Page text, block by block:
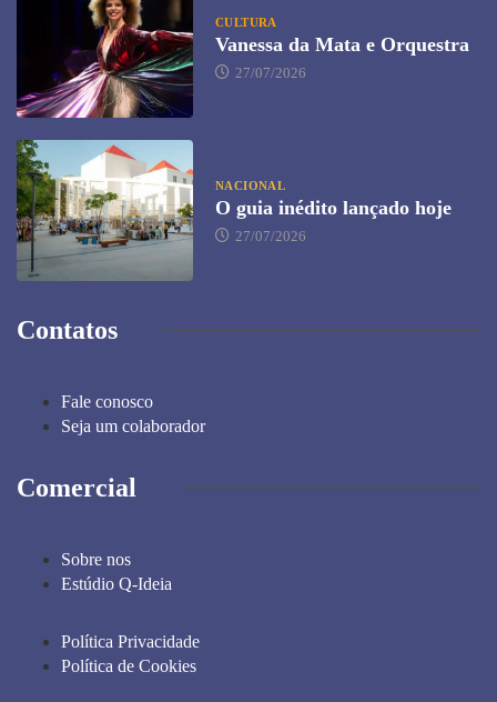
CULTURA
Vanessa da Mata e Orquestra
27/07/2026
NACIONAL
O guia inédito lançado hoje
27/07/2026
Contatos
Fale conosco
Seja um colaborador
Comercial
Sobre nos
Estúdio Q-Ideia
Política Privacidade
Política de Cookies